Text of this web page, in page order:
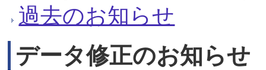
過去のお知らせ
データ修正のお知らせ